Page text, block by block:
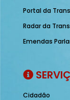
Portal da
Radar da
Emendas
Cidadão